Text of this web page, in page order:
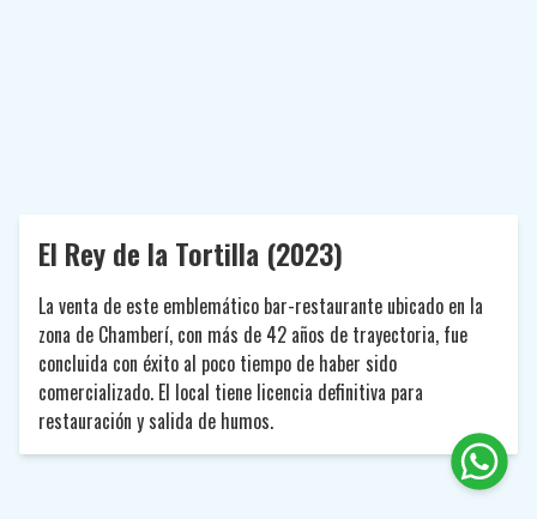
El Rey de la Tortilla (2023)
La venta de este emblemático bar-restaurante ubicado en la
zona de Chamberí, con más de 42 años de trayectoria, fue
concluida con éxito al poco tiempo de haber sido
comercializado. El local tiene licencia definitiva para
restauración y salida de humos.